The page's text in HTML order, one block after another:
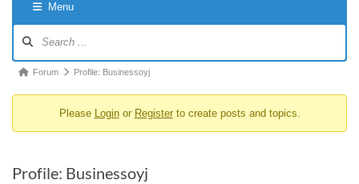
Menu
Navigation
Forum
You
here:
Forum Profile: Businessoyj
Please Loginor Registerto create posts and topics.
Profile: Businessoyj